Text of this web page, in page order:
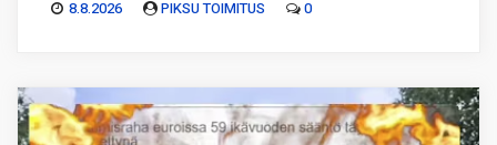
8.8.2026 PIKSU TOIMITUS 0